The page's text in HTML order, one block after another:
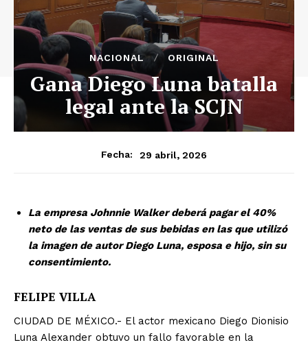
NACIONAL ORIGINAL
Gana Diego Luna batalla
legal ante la SCJN
Fecha: 29 abril, 2026
La empresa Johnnie Walker deberá pagar el 40%
neto de las ventas de sus bebidas en las que utilizó
la imagen de autor Diego Luna, esposa e hijo, sin su
consentimiento.
FELIPE VILLA
CIUDAD DE MÉXICO.- El actor mexicano Diego Dionisio
Luna Alexander obtuvo un fallo favorable en la